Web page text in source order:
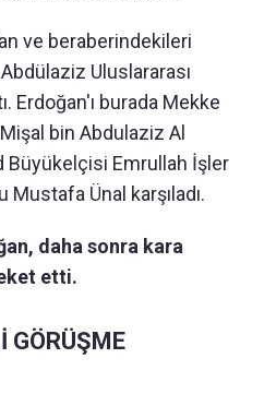
ve beraberindekileri
Uluslararası
Erdoğan'ı burada Mekke
bin Abdulaziz Al
Büyükelçisi Emrullah İşler
Ünal karşıladı.
daha sonra kara
etti.
GÖRÜŞME